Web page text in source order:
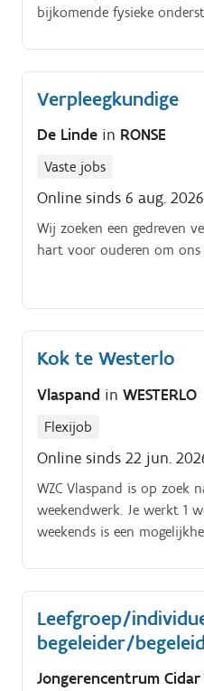
bijkomende fysieke
leven.- Je legt verbinding
de buurt vanuit een
samen met het persoonlijk
coacht cliënten in alle
leven in functie van een
(ortho)agogisch
individuele
persoonlijk plan.
Verpleegkundige
De Linde in RONSE
Vaste jobs
Online sinds 6 aug. 2026
Wij zoeken een gedreven
hart voor ouderen om
Kok te Westerlo
Vlaspand in WESTERLO
Flexijob
Online sinds 22 jun.
WZC Vlaspand is op zoek
weekendwerk. Je werkt 1
weekends is een
keukenhulp bereid je het
bewoners en doe je de
avondmaal
Leefgroep/
begeleider/
Jongerencentrum Cidar